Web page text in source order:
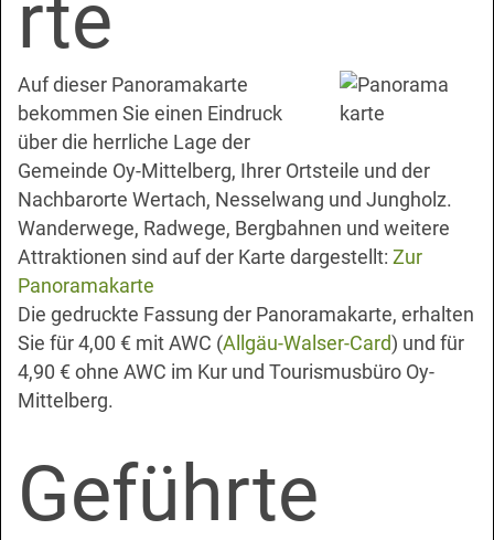
rte
Auf dieser Panoramakarte
bekommen Sie einen Eindruck
über die herrliche Lage der
Gemeinde Oy-Mittelberg, Ihrer Ortsteile und der
Nachbarorte Wertach, Nesselwang und Jungholz.
Wanderwege, Radwege, Bergbahnen und weitere
Attraktionen sind auf der Karte dargestellt: Zur
Panoramakarte
Die gedruckte Fassung der Panoramakarte, erhalten
Sie für 4,00 € mit AWC (Allgäu-Walser-Card) und für
4,90 € ohne AWC im Kur und Tourismusbüro Oy-
Mittelberg.
Geführte